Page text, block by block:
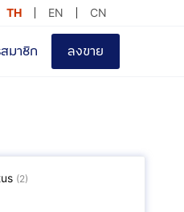
TH EN CN
มาชิก ลงขาย
(2)